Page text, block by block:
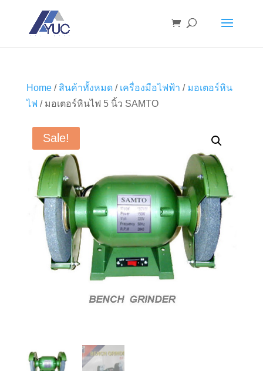
Home/ สินค้าทั้งหมด/ เครื่องมือไฟฟ้า / มอเตอร์หิน
ไฟ / มอเตอร์หินไฟ 5 นิ้ว SAMTO
Sale!